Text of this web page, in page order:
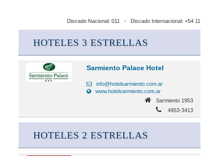
Discado Nacional: 011 - Discado Internacional: +54 11
HOTELES 3 ESTRELLAS
Sarmiento Palace Hotel
info@hotelsarmiento.com.ar
www.hotelsarmiento.com.ar
Sarmiento 1953
4953-3413
HOTELES 2 ESTRELLAS